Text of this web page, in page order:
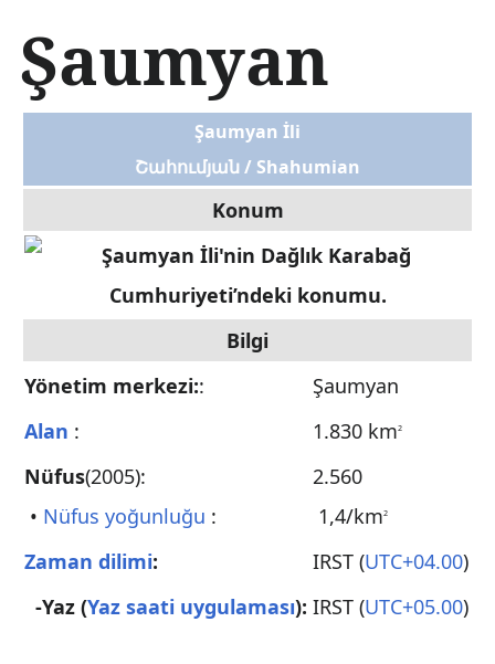
ç
e
r
a
a
Şaumyan
Şaumyan İli
Շահումյան / Shahumian
Konum
Bilgi
Yönetim merkezi::
Şaumyan
Alan : 1.830 km2
Nüfus(2005):
• Nüfus yoğunluğu :
2.560
1,4/km2
Zaman dilimi: IRST (UTC+04.00)
-Yaz (Yaz saati uygulaması): IRST (UTC+05.00)